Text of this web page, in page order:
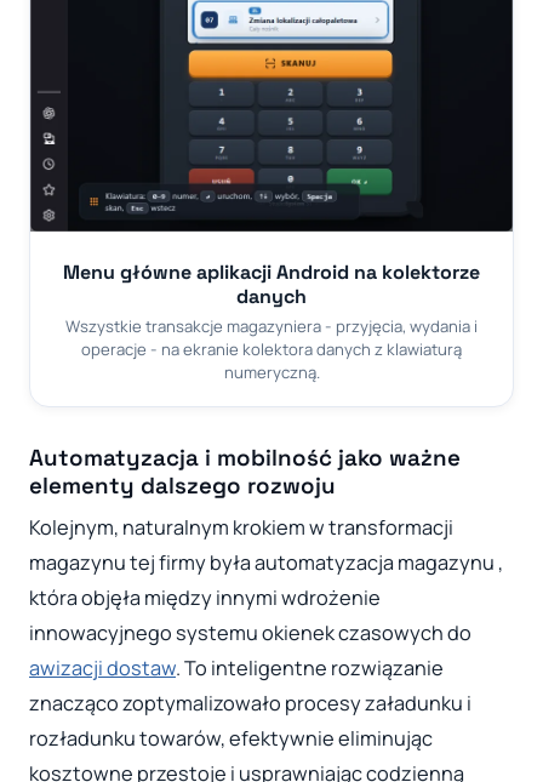
Menu główne aplikacji Android na kolektorze
danych
Wszystkie transakcje magazyniera - przyjęcia, wydania i
operacje - na ekranie kolektora danych z klawiaturą
numeryczną.
Automatyzacja i mobilność jako ważne
elementy dalszego rozwoju
Kolejnym, naturalnym krokiem w transformacji
magazynu tej firmy była automatyzacja magazynu ,
która objęła między innymi wdrożenie
innowacyjnego systemu okienek czasowych do
awizacji dostaw. To inteligentne rozwiązanie
znacząco zoptymalizowało procesy załadunku i
rozładunku towarów, efektywnie eliminując
kosztowne przestoje i usprawniając codzienną